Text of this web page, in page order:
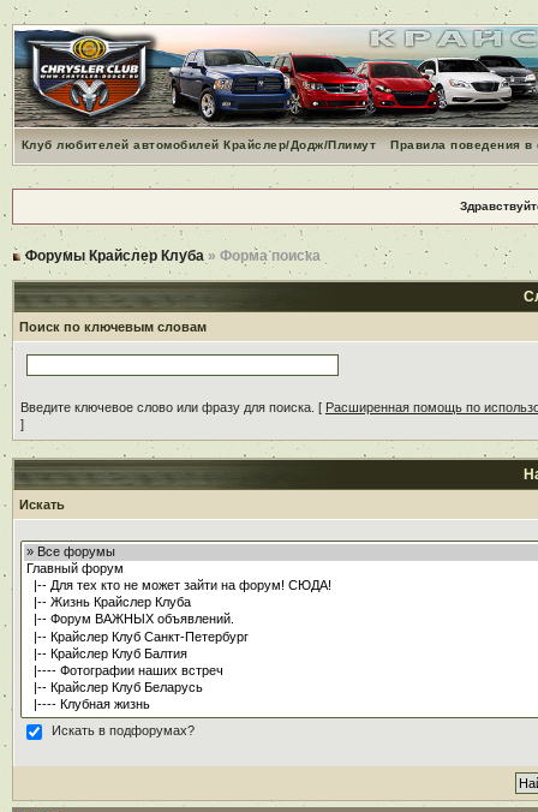
Клуб любителей автомобилей Крайслер/Додж/Плимут Правила поведения
Форумы Крайслер Клуба » Форма поиска
Поиск по ключевым словам
Введите ключевое слово или фразу для поиска. [ Расширенная помощь по
]
Искать
Искать в подфорумах?